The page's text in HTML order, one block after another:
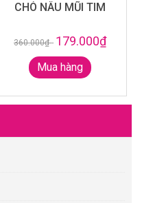
CHÓ NÂU MŨI TIM
360.000₫- 179.000₫
Mua hàng